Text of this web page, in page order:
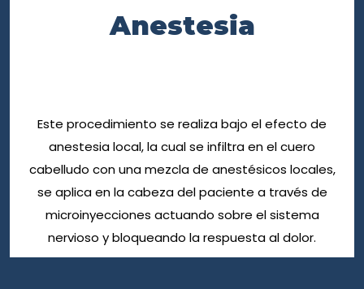
Anestesia
Este procedimiento se realiza bajo el efecto de
anestesia local, la cual se infiltra en el cuero
cabelludo con una mezcla de anestésicos locales,
se aplica en la cabeza del paciente a través de
microinyecciones actuando sobre el sistema
nervioso y bloqueando la respuesta al dolor.